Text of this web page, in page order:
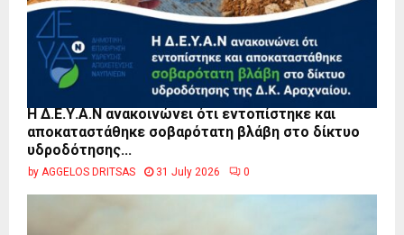
Η Δ.Ε.Υ.Α.Ν ανακοινώνει ότι εντοπίστηκε και
αποκαταστάθηκε σοβαρότατη βλάβη στο δίκτυο
υδροδότησης...
by AGGELOS DRITSAS 31 July 2026 0